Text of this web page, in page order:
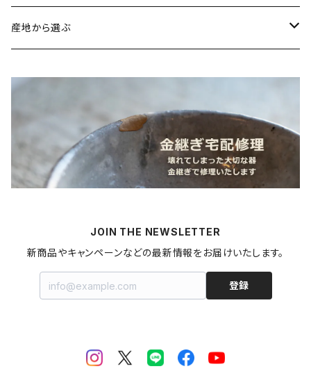
ストラップ
鯛
野菜
梅干し
麺類
パスタ
書籍・雑誌
蜜蝋ワックス
アロマストーン
拭き漆キット
産地から選ぶ
青森県
JOIN THE NEWSLETTER
新商品やキャンペーンなどの最新情報をお届けいたします。
登録